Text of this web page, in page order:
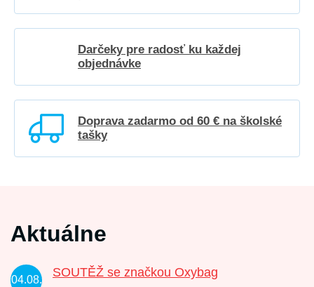
Darčeky pre radosť ku každej
objednávke
Doprava zadarmo od 60 € na školské
tašky
Aktuálne
04.08.
SOUTĚŽ se značkou Oxybag